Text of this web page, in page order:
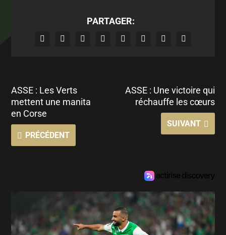
PARTAGER:
ASSE : Les Verts
mettent une manita
en Corse
PRÉCÉDENT
ASSE : Une victoire qui
réchauffe les cœurs
SUIVANT